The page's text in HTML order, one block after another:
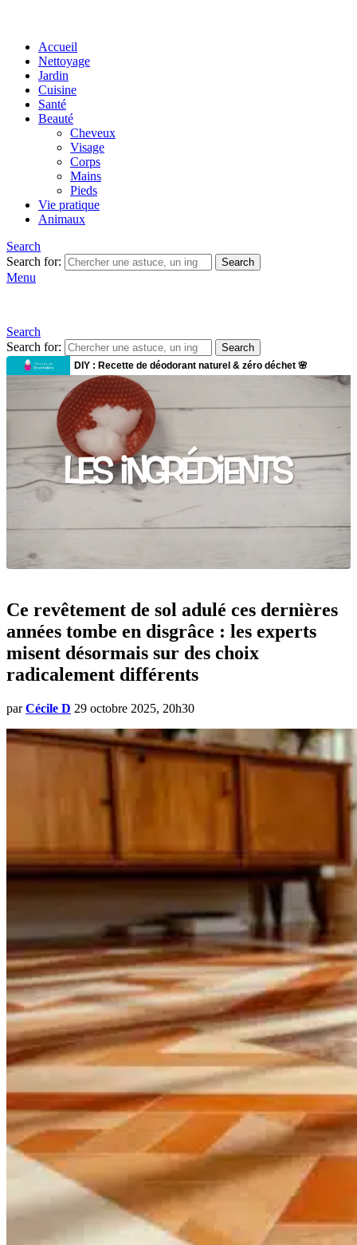
Accueil
Nettoyage
Jardin
Cuisine
Santé
Beauté
Cheveux
Visage
Corps
Mains
Pieds
Vie pratique
Animaux
Search
Search for:
Search
Menu
Search
Search for:
Search
Ce revêtement de sol adulé ces dernières
années tombe en disgrâce : les experts
misent désormais sur des choix
radicalement différents
par Cécile D 29 octobre 2025, 20h30